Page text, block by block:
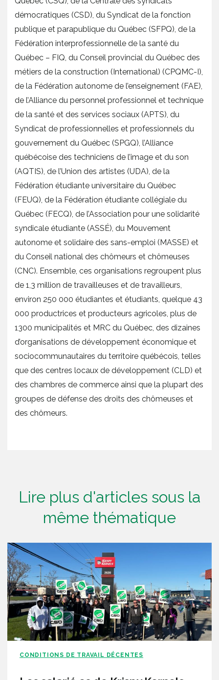
démocratiques (CSD), du Syndicat de la fonction
publique et parapublique du Québec (SFPQ), de la
Fédération interprofessionnelle de la santé du
Québec – FIQ, du Conseil provincial du Québec des
métiers de la construction (International) (CPQMC-I),
de la Fédération autonome de l’enseignement (FAE),
de l’Alliance du personnel professionnel et technique
de la santé et des services sociaux (APTS), du
Syndicat de professionnelles et professionnels du
gouvernement du Québec (SPGQ), l’Alliance
québécoise des techniciens de l’image et du son
(AQTIS), de l’Union des artistes (UDA), de la
Fédération étudiante universitaire du Québec
(FEUQ), de la Fédération étudiante collégiale du
Québec (FECQ), de l’Association pour une solidarité
syndicale étudiante (ASSÉ), du Mouvement
autonome et solidaire des sans-emploi (MASSE) et
du Conseil national des chômeurs et chômeuses
(CNC). Ensemble, ces organisations regroupent plus
de 1,3 million de travailleuses et de travailleurs,
environ 250 000 étudiantes et étudiants, quelque 43
000 productrices et producteurs agricoles, plus de
1300 municipalités et MRC du Québec, des dizaines
d’organisations de développement économique et
sociocommunautaires du territoire québécois, telles
que des centres locaux de développement (CLD) et
des chambres de commerce ainsi que la plupart des
groupes de défense des droits des chômeuses et
des chômeurs.
Lire plus d'articles sous la
même thématique
CONDITIONS DE TRAVAIL DÉCENTES